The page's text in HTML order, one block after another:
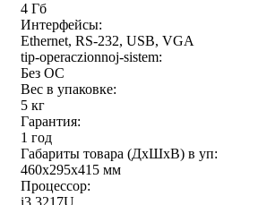
4 Гб
Интерфейсы:
Ethernet, RS-232, USB, VGA
tip-operaczionnoj-sistem:
Без ОС
Вес в упаковке:
5 кг
Гарантия:
1 год
Габариты товара (ДxШxВ) в уп:
460x295x415 мм
Процессор: